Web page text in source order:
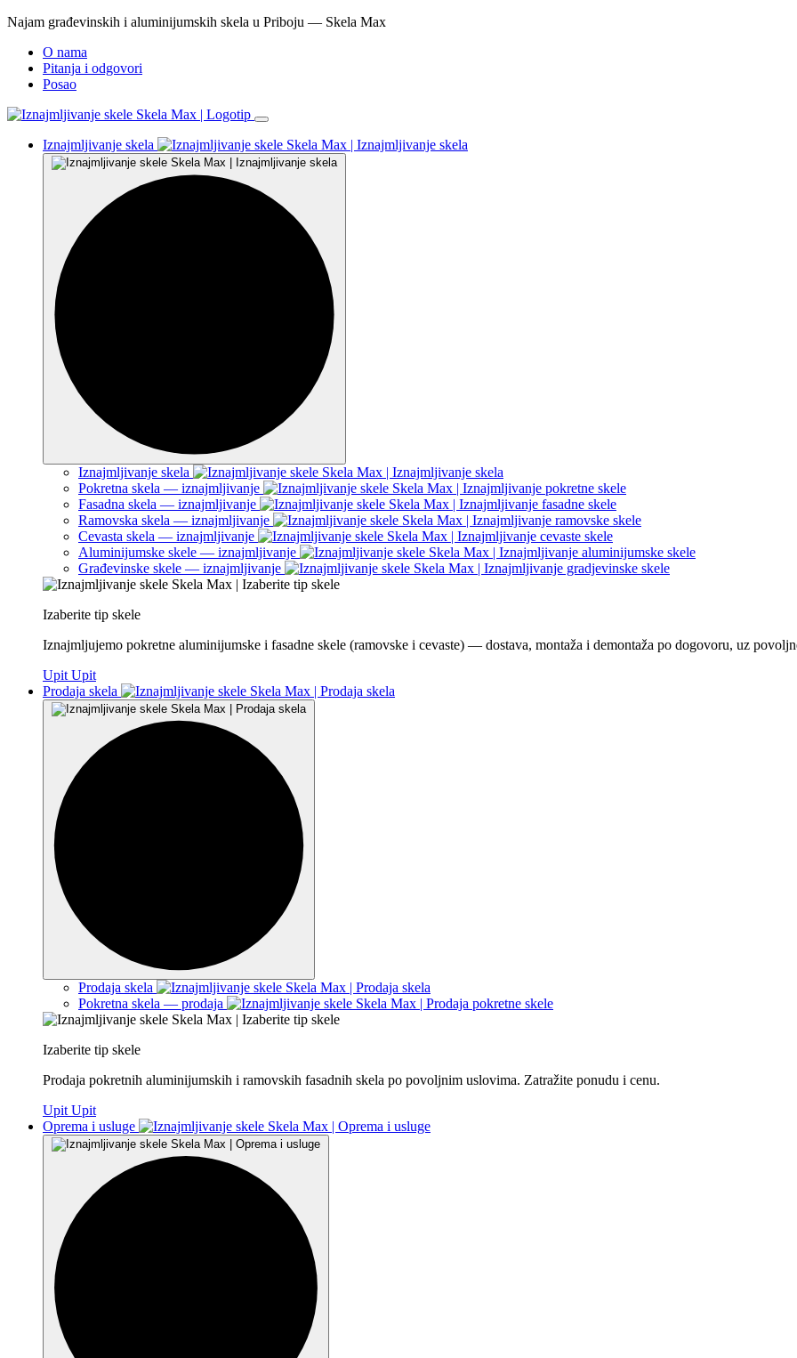
Najam građevinskih i aluminijumskih skela u Priboju — Skela Max
O nama
Pitanja i odgovori
Posao
Iznajmljivanje skela
Iznajmljivanje skela
Pokretna skela — iznajmljivanje
Fasadna skela — iznajmljivanje
Ramovska skela — iznajmljivanje
Cevasta skela — iznajmljivanje
Aluminijumske skele — iznajmljivanje
Građevinske skele — iznajmljivanje
Izaberite tip skele
Iznajmljujemo pokretne aluminijumske i fasadne skele (ramovske i cevaste) — dostava, montaža i demontaža po dogovoru, uz
Upit Upit
Prodaja skela
Prodaja skela
Pokretna skela — prodaja
Izaberite tip skele
Prodaja pokretnih aluminijumskih i ramovskih fasadnih skela po povoljnim uslovima. Zatražite ponudu i cenu.
Upit Upit
Oprema i usluge